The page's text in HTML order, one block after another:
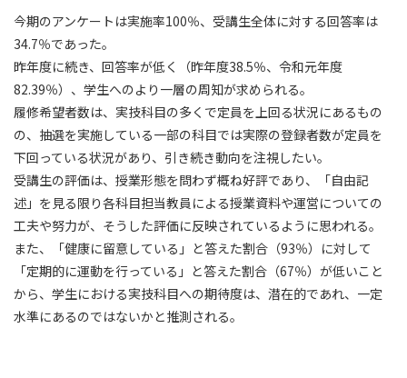
今期のアンケートは実施率100％、受講生全体に対する回答率は
34.7％であった。
昨年度に続き、回答率が低く（昨年度38.5％、令和元年度
82.39％）、学生へのより一層の周知が求められる。
履修希望者数は、実技科目の多くで定員を上回る状況にあるもの
の、抽選を実施している一部の科目では実際の登録者数が定員を
下回っている状況があり、引き続き動向を注視したい。
受講生の評価は、授業形態を問わず概ね好評であり、「自由記
述」を見る限り各科目担当教員による授業資料や運営についての
工夫や努力が、そうした評価に反映されているように思われる。
また、「健康に留意している」と答えた割合（93％）に対して
「定期的に運動を行っている」と答えた割合（67％）が低いこと
から、学生における実技科目への期待度は、潜在的であれ、一定
水準にあるのではないかと推測される。